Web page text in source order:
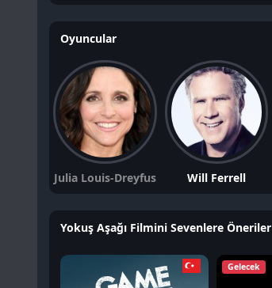
Oyuncular
Julia Louis-Dreyfus Will Ferrell
Yokuş Aşağı Filmini Sevenlere Öneriler
Gelecek